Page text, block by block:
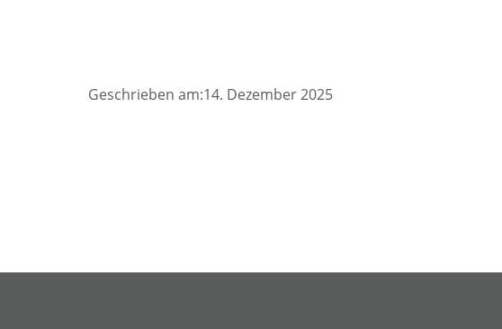
Geschrieben am:14. Dezember 2025